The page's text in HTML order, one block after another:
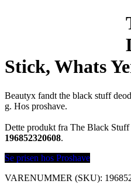
Stick, Whats
Beautyx fandt the black stuff
g. Hos proshave.
Dette produkt fra The Black Stuff
196852320608.
Se prisen hos Proshave
VARENUMMER (SKU):